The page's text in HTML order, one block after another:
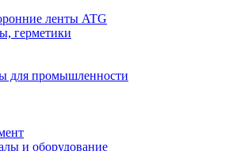
ленты ATG
герметики
для промышленности
и оборудование